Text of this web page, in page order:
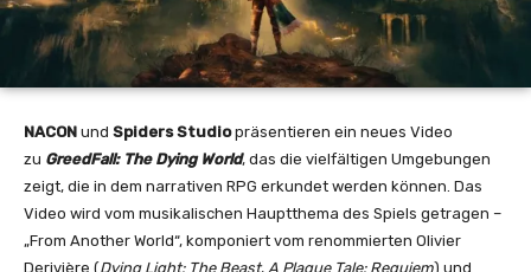
NACON und Spiders Studiopräsentieren ein neues Video
zu GreedFall: The Dying World, das die vielfältigen Umgebungen
zeigt, die in dem narrativen RPG erkundet werden können. Das
Video wird vom musikalischen Hauptthema des Spiels getragen –
„From Another World“, komponiert vom renommierten Olivier
Derivière (Dying Light: The Beast, A Plague Tale: Requiem) und